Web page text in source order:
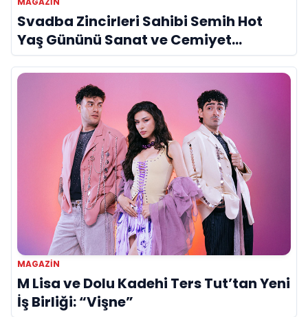
Svadba Zincirleri Sahibi Semih Hot
Yaş Gününü Sanat ve Cemiyet
Dünyasının Ünlü İsimleriyle Kutladı!
MAGAZIN
M Lisa ve Dolu Kadehi Ters Tut’tan Yeni
İş Birliği: “Vişne”